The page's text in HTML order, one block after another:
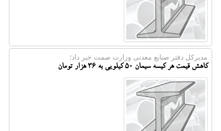
مدیركل دفتر صنایع معدنی وزارت صمت خبر داد؛
کاهش قیمت هر کیسه سیمان ۵۰ کیلویی به ۳۶ هزار تومان